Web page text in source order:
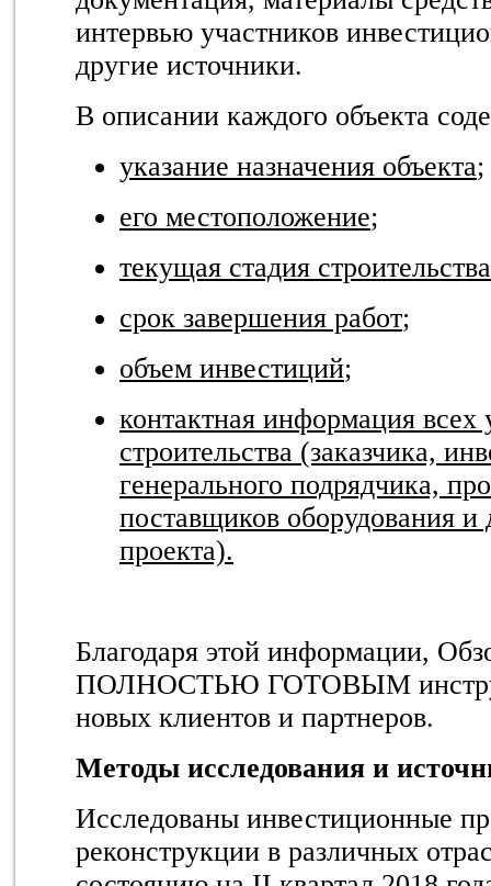
интервью участников
другие источники.
В описании каждого объекта
указание назначения объекта;
его местоположение;
текущая стадия строительства
срок завершения работ;
объем инвестиций;
контактная информация всех
строительства (заказчика,
генерального подрядчика,
поставщиков оборудования и
проекта).
Благодаря этой информации,
ПОЛНОСТЬЮ ГОТОВЫМ
новых клиентов и партнеров.
Методы исследования и
Исследованы инвестиционные
реконструкции в различных